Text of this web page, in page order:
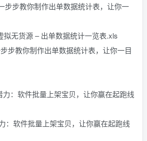
步步教你制作出单数据统计表，让你一
拟无货源 – 出单数据统计一览表.xls
步步教你制作出单数据统计表，让你一目
：软件批量上架宝贝，让你赢在起跑线
：软件批量上架宝贝，让你赢在起跑线